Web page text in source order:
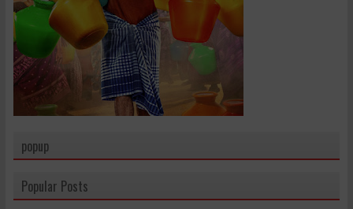
popup
Popular Posts